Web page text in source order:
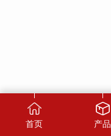
首页 产品